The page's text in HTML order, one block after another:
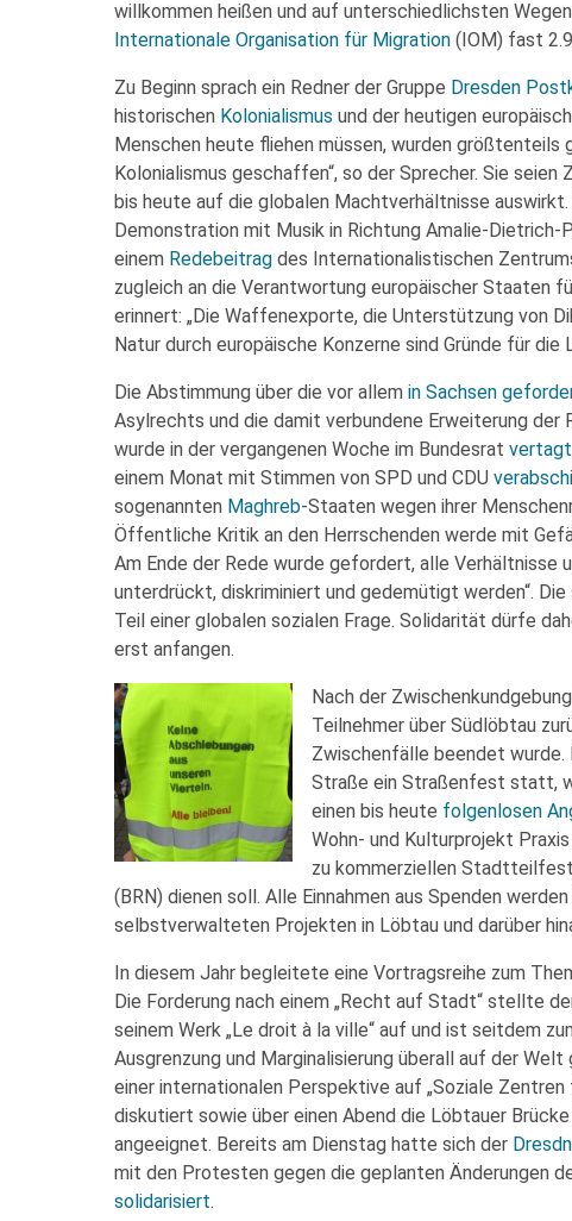
willkommen heißen und auf unterschiedlichsten
Internationale Organisation für Migration (IOM) fast
Zu Beginn sprach ein Redner der Gruppe Dresden
historischen Kolonialismus und der heutigen
Menschen heute fliehen müssen, wurden größtenteils
Kolonialismus geschaffen“, so der Sprecher. Sie seien
bis heute auf die globalen Machtverhältnisse
Demonstration mit Musik in Richtung Amalie-Dietrich-
einem Redebeitrag des Internationalistischen
zugleich an die Verantwortung europäischer Staaten
erinnert: „Die Waffenexporte, die Unterstützung von
Natur durch europäische Konzerne sind Gründe für die
Die Abstimmung über die vor allem in Sachsen
Asylrechts und die damit verbundene Erweiterung
wurde in der vergangenen Woche im Bundesrat vertagt
einem Monat mit Stimmen von SPD und CDU
sogenannten Maghreb-Staaten wegen ihrer
Öffentliche Kritik an den Herrschenden werde mit
Am Ende der Rede wurde gefordert, alle Verhältnisse
unterdrückt, diskriminiert und gedemütigt werden“.
Teil einer globalen sozialen Frage. Solidarität dürfe
erst anfangen.
Nach der
Teilnehmer über Südlöbtau
Zwischenfälle beendet
Straße ein Straßenfest statt,
einen bis heute folgenlosen
Wohn- und Kulturprojekt
zu kommerziellen
(BRN) dienen soll. Alle Einnahmen aus Spenden
selbstverwalteten Projekten in Löbtau und darüber
In diesem Jahr begleitete eine Vortragsreihe zum
Die Forderung nach einem „Recht auf Stadt“ stellte
seinem Werk „Le droit à la ville“ auf und ist seitdem
Ausgrenzung und Marginalisierung überall auf der
einer internationalen Perspektive auf „Soziale Zentren
diskutiert sowie über einen Abend die Löbtauer
angeeignet. Bereits am Dienstag hatte sich der
mit den Protesten gegen die geplanten Änderungen
solidarisiert.